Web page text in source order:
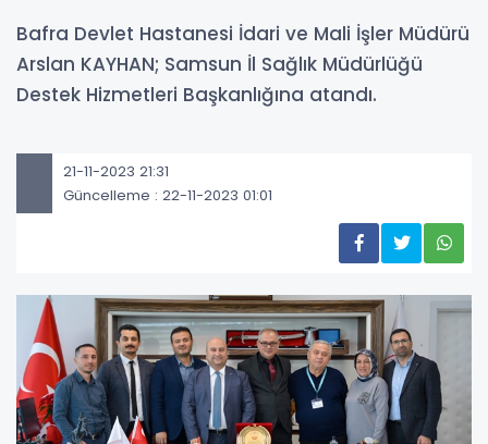
Bafra Devlet Hastanesi İdari ve Mali İşler Müdürü
Arslan KAYHAN; Samsun İl Sağlık Müdürlüğü
Destek Hizmetleri Başkanlığına atandı.
21-11-2023 21:31
Güncelleme : 22-11-2023 01:01